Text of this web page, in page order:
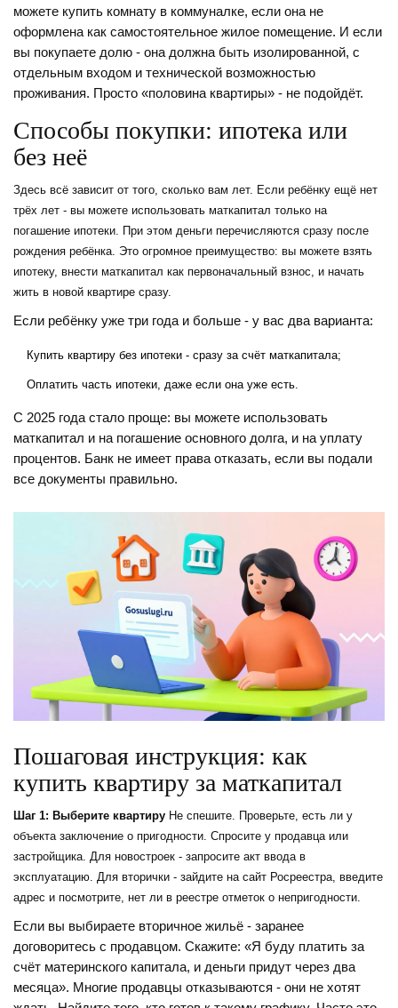
можете купить комнату в коммуналке, если она не
оформлена как самостоятельное жилое помещение. И если
вы покупаете долю - она должна быть изолированной, с
отдельным входом и технической возможностью
проживания. Просто «половина квартиры» - не подойдёт.
Способы покупки: ипотека или
без неё
Здесь всё зависит от того, сколько вам лет. Если ребёнку ещё нет
трёх лет - вы можете использовать маткапитал только на
погашение ипотеки. При этом деньги перечисляются сразу после
рождения ребёнка. Это огромное преимущество: вы можете взять
ипотеку, внести маткапитал как первоначальный взнос, и начать
жить в новой квартире сразу.
Если ребёнку уже три года и больше - у вас два варианта:
Купить квартиру без ипотеки - сразу за счёт маткапитала;
Оплатить часть ипотеки, даже если она уже есть.
С 2025 года стало проще: вы можете использовать
маткапитал и на погашение основного долга, и на уплату
процентов. Банк не имеет права отказать, если вы подали
все документы правильно.
Пошаговая инструкция: как
купить квартиру за маткапитал
Шаг 1: Выберите квартиру Не спешите. Проверьте, есть ли у
объекта заключение о пригодности. Спросите у продавца или
застройщика. Для новостроек - запросите акт ввода в
эксплуатацию. Для вторички - зайдите на сайт Росреестра, введите
адрес и посмотрите, нет ли в реестре отметок о непригодности.
Если вы выбираете вторичное жильё - заранее
договоритесь с продавцом. Скажите: «Я буду платить за
счёт материнского капитала, и деньги придут через два
месяца». Многие продавцы отказываются - они не хотят